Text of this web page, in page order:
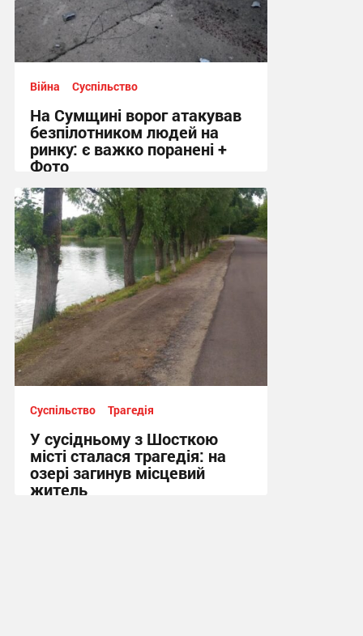
Війна Суспільство
На Сумщині ворог атакував
безпілотником людей на
ринку: є важко поранені +
Фото
10:41, 7.08.2026
Суспільство Трагедія
У сусідньому з Шосткою
місті сталася трагедія: на
озері загинув місцевий
житель